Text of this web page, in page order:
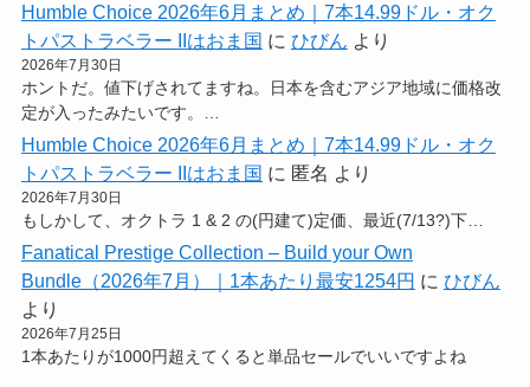
Humble Choice 2026年6月まとめ｜7本14.99ドル・オク
トパストラベラー IIはおま国 に ひびん より
2026年7月30日
ホントだ。値下げされてますね。日本を含むアジア地域に価格改
定が入ったみたいです。…
Humble Choice 2026年6月まとめ｜7本14.99ドル・オク
トパストラベラー IIはおま国 に 匿名 より
2026年7月30日
もしかして、オクトラ 1 & 2 の(円建て)定価、最近(7/13?)下…
Fanatical Prestige Collection – Build your Own
Bundle（2026年7月）｜1本あたり最安1254円 に ひびん
より
2026年7月25日
1本あたりが1000円超えてくると単品セールでいいですよね